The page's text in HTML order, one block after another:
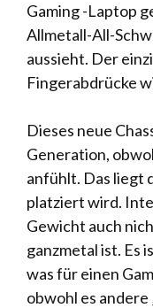
Gaming -Laptop
Allmetall-All-
aussieht. Der
Fingerabdrücke
Dieses neue
Generation,
anfühlt. Das liegt
platziert wird.
Gewicht auch
ganzmetal ist. Es
was für einen
obwohl es